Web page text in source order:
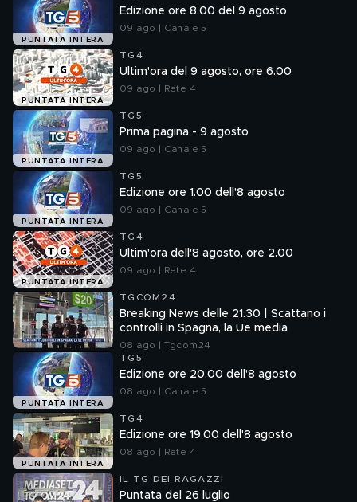
PUNTATA INTERA
Edizione ore 8.00 del 9 agosto
09 ago | Canale 5
PUNTATA INTERA
TG4
Ultim'ora del 9 agosto, ore 6.00
09 ago | Rete 4
PUNTATA INTERA
TG5
Prima pagina - 9 agosto
09 ago | Canale 5
PUNTATA INTERA
TG5
Edizione ore 1.00 dell'8 agosto
09 ago | Canale 5
PUNTATA INTERA
TG4
Ultim'ora dell'8 agosto, ore 2.00
09 ago | Rete 4
TGCOM24
Breaking News delle 21.30 | Scattano i
controlli in Spagna, la Ue media
08 ago | Tgcom24
PUNTATA INTERA
TG5
Edizione ore 20.00 dell'8 agosto
08 ago | Canale 5
PUNTATA INTERA
TG4
Edizione ore 19.00 dell'8 agosto
08 ago | Rete 4
IL TG DEI RAGAZZI
Puntata del 26 luglio